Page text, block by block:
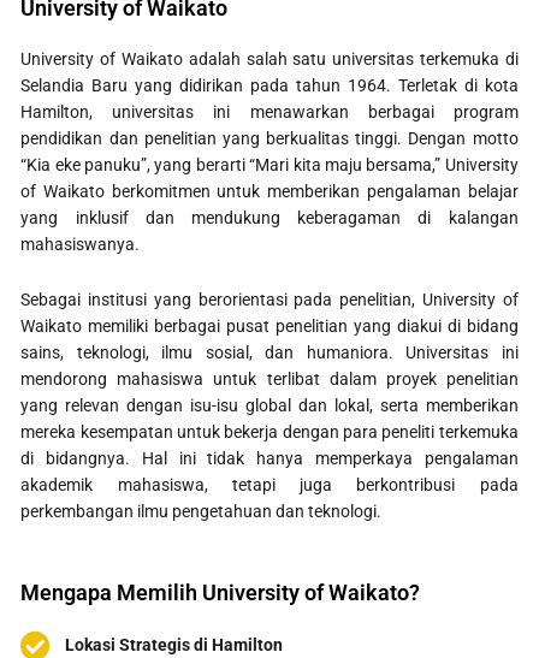
University of Waikato
University of Waikato adalah salah satu universitas terkemuka di
Selandia Baru yang didirikan pada tahun 1964. Terletak di kota
Hamilton, universitas ini menawarkan berbagai program
pendidikan dan penelitian yang berkualitas tinggi. Dengan motto
“Kia eke panuku”, yang berarti “Mari kita maju bersama,” University
of Waikato berkomitmen untuk memberikan pengalaman belajar
yang inklusif dan mendukung keberagaman di kalangan
mahasiswanya.
Sebagai institusi yang berorientasi pada penelitian, University of
Waikato memiliki berbagai pusat penelitian yang diakui di bidang
sains, teknologi, ilmu sosial, dan humaniora. Universitas ini
mendorong mahasiswa untuk terlibat dalam proyek penelitian
yang relevan dengan isu-isu global dan lokal, serta memberikan
mereka kesempatan untuk bekerja dengan para peneliti terkemuka
di bidangnya. Hal ini tidak hanya memperkaya pengalaman
akademik mahasiswa, tetapi juga berkontribusi pada
perkembangan ilmu pengetahuan dan teknologi.
Mengapa Memilih University of Waikato?
Lokasi Strategis di Hamilton